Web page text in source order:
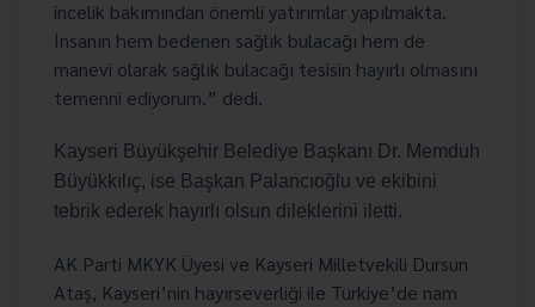
incelik bakımından önemli yatırımlar yapılmakta.
İnsanın hem bedenen sağlık bulacağı hem de
manevi olarak sağlık bulacağı tesisin hayırlı olmasını
temenni ediyorum.” dedi.
Kayseri Büyükşehir Belediye Başkanı Dr. Memduh
Büyükkılıç, ise Başkan Palancıoğlu ve ekibini
tebrik ederek hayırlı olsun dileklerini iletti.
AK Parti MKYK Üyesi ve Kayseri Milletvekili Dursun
Ataş, Kayseri’nin hayırseverliği ile Türkiye’de nam